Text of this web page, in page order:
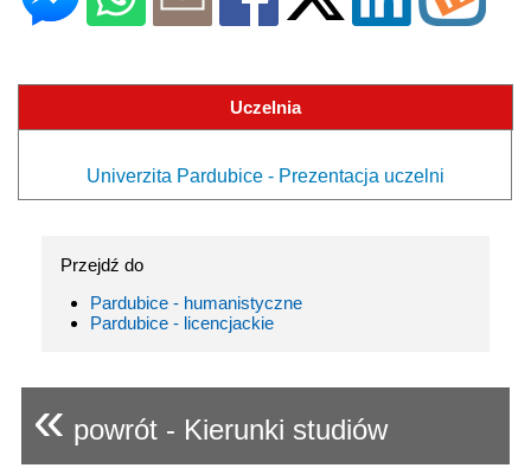
Uczelnia
Univerzita Pardubice - Prezentacja uczelni
Przejdź do
Pardubice - humanistyczne
Pardubice - licencjackie
« powrót - Kierunki studiów